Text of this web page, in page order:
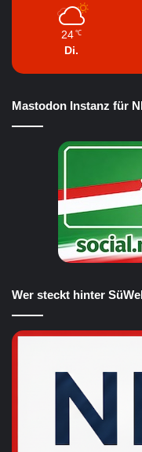
24 ℃
Di.
Mastodon Instanz für
Wer steckt hinter